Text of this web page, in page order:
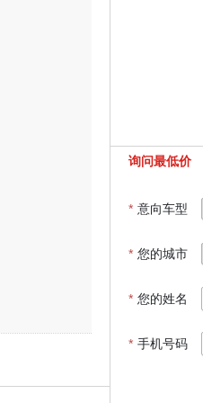
询问最低价
* 意向车型
* 您的城市
* 您的姓名
* 手机号码